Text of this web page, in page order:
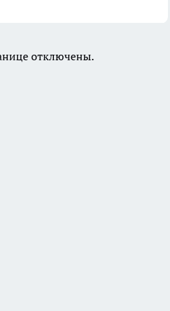
отключены.